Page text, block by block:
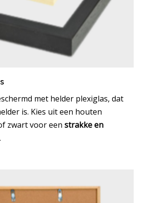
met helder plexiglas, dat
is. Kies uit een houten
zwart voor een strakke en
.